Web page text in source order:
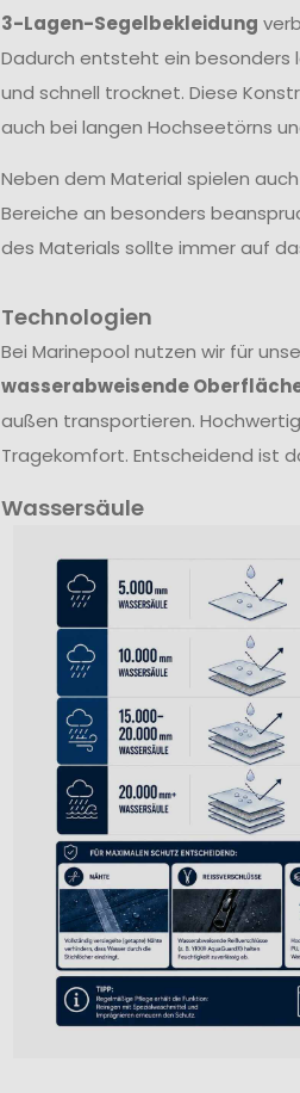
3-Lagen-Segelbekleidung
Dadurch entsteht ein besonders
und schnell trocknet. Diese
auch bei langen Hochseetörns
Neben dem Material spielen
Bereiche an besonders
des Materials sollte immer auf
Technologien
Bei Marinepool nutzen wir für
wasserabweisende
außen transportieren.
Tragekomfort. Entscheidend ist
Wassersäule